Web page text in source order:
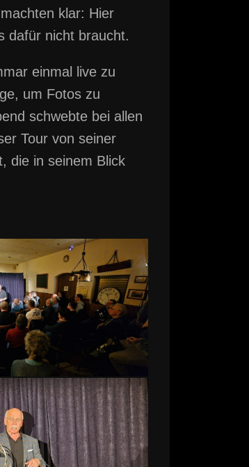
klar: Hier
dafür nicht braucht.
einmal live zu
um Fotos zu
schwebte bei allen
Tour von seiner
die in seinem Blick